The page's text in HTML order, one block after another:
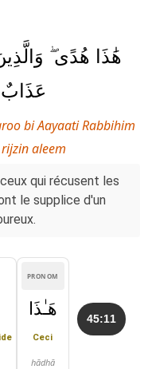
هَٰذَا هُدًى
عَذَابٌ
bi Aayaati Rabbihim
aleem
qui récusent les
le supplice d'un
45:11
PRONOM
هَـٰذَا
Ceci
hādhā